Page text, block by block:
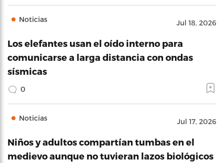
Noticias Jul 18, 2026
Los elefantes usan el oído interno para
comunicarse a larga distancia con ondas
sísmicas
0
Noticias Jul 17, 2026
Niños y adultos compartían tumbas en el
medievo aunque no tuvieran lazos biológicos